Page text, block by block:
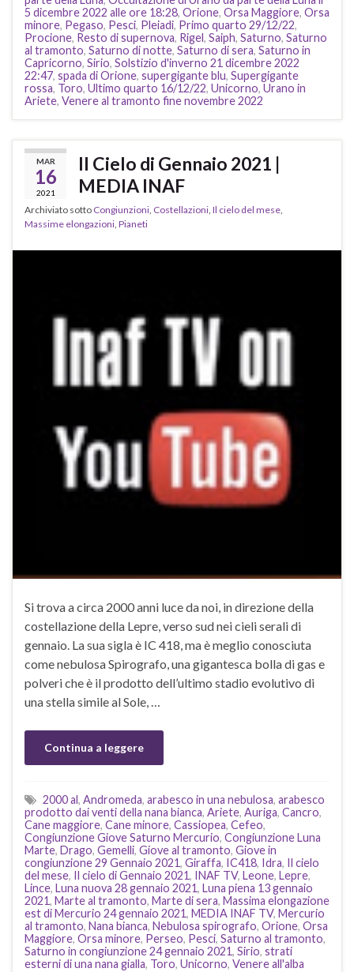
5 dicembre 2022 alle ore 18:28, Orione, Orsa Maggiore, Orsa
minore, Pegaso, Pesci, Pleiadi, Primo quarto 29/12/22,
Procione, Resto di supernova, Rigel, Saiph, Saturno, Saturno
al tramonto, Saturno di notte, Saturno di sera, Saturno in
Capricorno, Sirio, Solstizio d'inverno 21 dicembre 2022
22:47, spada di Orione, supergigante blu, Supergigante
rossa, Toro, Ultimo quarto 16/12/22, Unicorno, Urano in
Ariete, Venere al tramonto fine novembre 2022
MAR
16
2021
Il Cielo di Gennaio 2021 |
MEDIA INAF
Archiviato sotto Congiunzioni, Costellazioni, Il cielo del mese,
Massime elongazioni, Pianeti
Si trova a circa 2000 anni luce da noi, in direzione della
costellazione della Lepre, verso sud nei cieli serali di
gennaio. La sua sigla è IC 418, ma è meglio conosciuta
come nebulosa Spirografo, una gigantesca bolla di gas e
polveri che è il prodotto dell’ultimo stadio evolutivo di
una stella simile al Sole, …
Continua a leggere
2000 al, Andromeda, arabesco in una nebulosa, arabesco
prodotto dai venti della nana bianca, Ariete, Auriga, Cancro,
Cane maggiore, Cane minore, Cassiopea, Cefeo,
Congiunzione Giove Saturno Mercurio, Congiunzione Luna
Marte, Drago, Gemelli, Giove al tramonto, Giove in
congiunzione 29 Gennaio 2021, Giraffa, IC418, Idra, Il cielo
del mese, Il cielo di Gennaio 2021, INAF TV, Leone, Lepre,
Lince, Luna nuova 28 gennaio 2021, Luna piena 13 gennaio
2021, Marte al tramonto, Marte di sera, Massima elongazione
est di Mercurio 24 gennaio 2021, MEDIA INAF TV, Mercurio
al tramonto, Nana bianca, Nebulosa spirografo, Orione, Orsa
Maggiore, Orsa minore, Perseo, Pesci, Saturno al tramonto,
Saturno in congiunzione 24 gennaio 2021, Sirio, strati
esterni di una nana gialla, Toro, Unicorno, Venere all'alba